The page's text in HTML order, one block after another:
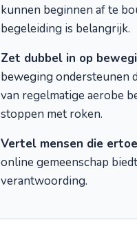
kunnen beginnen af te
begeleiding is belangrijk.
Zet dubbel in op
beweging ondersteunen
van regelmatige aerobe
stoppen met roken.
Vertel mensen die
online gemeenschap
verantwoording.